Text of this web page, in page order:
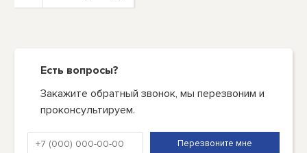
Есть вопросы?
Закажите обратный звонок, мы перезвоним и
проконсультируем.